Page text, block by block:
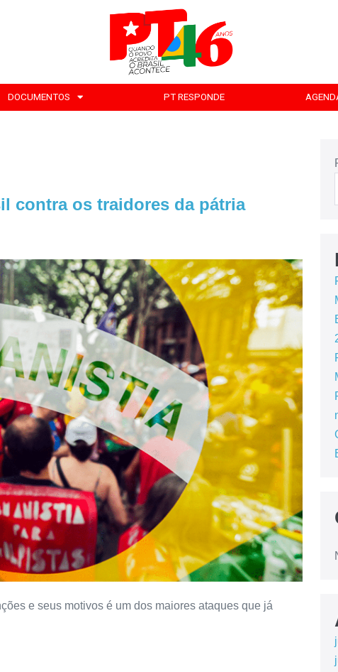
DOCUMENTOS PT RESPONDE
contra os traidores da pátria
e seus motivos é um dos maiores ataques que já